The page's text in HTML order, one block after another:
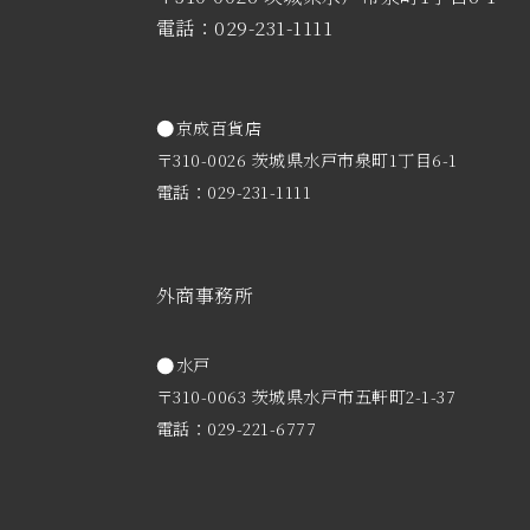
電話：029-231-1111
京成百貨店
〒310-0026 茨城県水戸市泉町1丁目6-1
電話：029-231-1111
外商事務所
水戸
〒310-0063 茨城県水戸市五軒町2-1-37
電話：029-221-6777